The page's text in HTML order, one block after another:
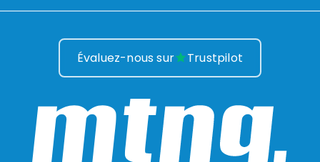
Évaluez-nous sur Trustpilot